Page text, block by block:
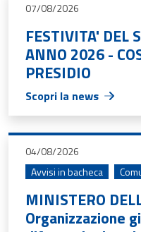
07/08/2026
FESTIVITA' DEL
ANNO 2026 -
PRESIDIO
Scopri la news
04/08/2026
Avvisi in bacheca
MINISTERO
Organizzazione